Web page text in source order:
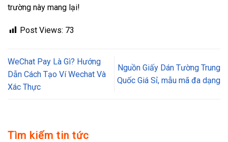
trường này mang lại!
Post Views: 73
WeChat Pay Là Gì? Hướng
Dẫn Cách Tạo Ví Wechat Và
Xác Thực
Nguồn Giấy Dán Tường Trung
Quốc Giá Sỉ, mẫu mã đa dạng
Tìm kiếm tin tức